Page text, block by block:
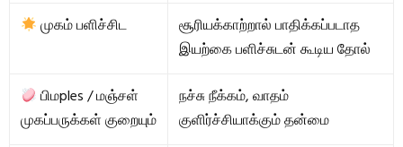
முகம் பளிச்சிட
சூரியக்காற்றால் பாதிக்கப்படாத
இயற்கை பளிச்சுடன் கூடிய தோல்
பிமples / மஞ்சள்
முகப்பருக்கள் குறையும்
நச்சு நீக்கம், வாதம்
குளிர்ச்சியாக்கும் தன்மை